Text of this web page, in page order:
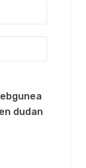
dudan